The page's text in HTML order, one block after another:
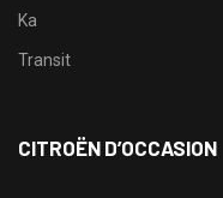
Ka
Transit
CITROËN D’OCCASION